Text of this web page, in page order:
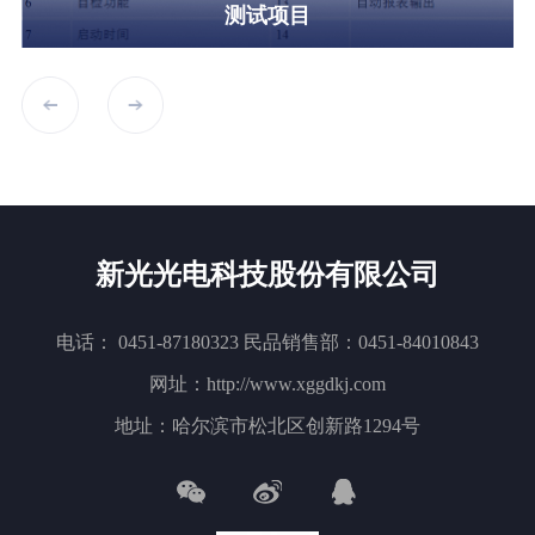
测试项目
新光光电科技股份有限公司
电话： 0451-87180323 民品销售部：0451-84010843
网址：http://www.xggdkj.com
地址：哈尔滨市松北区创新路1294号